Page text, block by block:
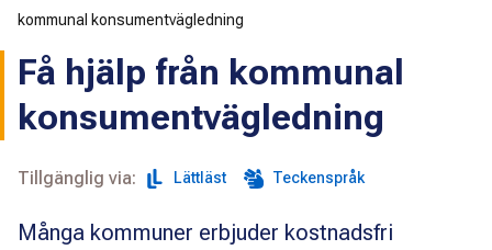
kommunal konsumentvägledning
Få hjälp från kommunal
konsumentvägledning
Tillgänglig via: Lättläst Teckenspråk
Många kommuner erbjuder kostnadsfri